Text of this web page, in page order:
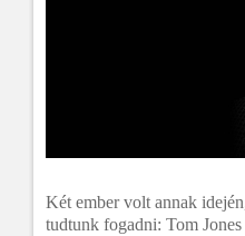
Két ember volt annak
tudtunk fogadni: Tom Jones